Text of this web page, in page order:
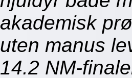
akademisk
uten manus
14.2 NM-